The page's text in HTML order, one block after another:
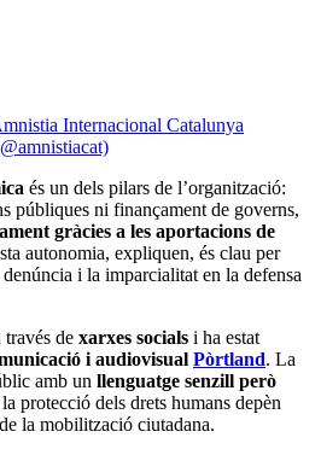
Internacional Catalunya
és un dels pilars de l’organització:
públiques ni finançament de governs,
gràcies a les aportacions de
autonomia, expliquen, és clau per
i la imparcialitat en la defensa
través de xarxes socials i ha estat
i audiovisual Pòrtland. La
amb un llenguatge senzill però
protecció dels drets humans depèn
la mobilització ciutadana.